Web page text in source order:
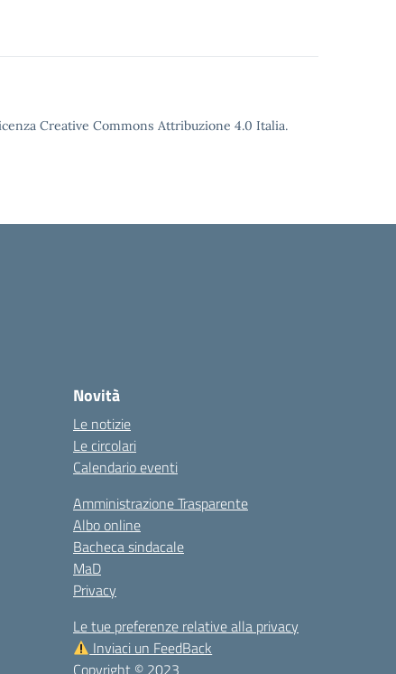
Creative Commons Attribuzione 4.0 Italia.
Novità
Le notizie
Le circolari
Calendario eventi
Amministrazione Trasparente
Albo online
Bacheca sindacale
MaD
Privacy
Le tue preferenze relative alla privacy
Inviaci un FeedBack
Copyright © 2023